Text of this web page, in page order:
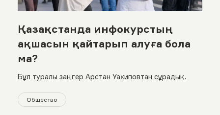
Қазақстанда инфокурстың
ақшасын қайтарып алуға бола
ма?
Бұл туралы заңгер Арстан Уахиповтан сұрадық.
Общество